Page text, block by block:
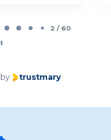
2 / 60
by trustmary